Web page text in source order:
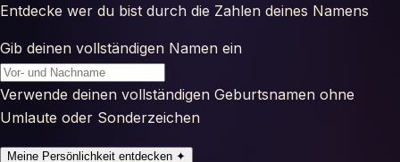
Entdecke wer du bist durch die Zahlen deines Namens
Gib deinen vollständigen Namen ein
Verwende deinen vollständigen Geburtsnamen ohne
Umlaute oder Sonderzeichen
Meine Persönlichkeit entdecken ✦